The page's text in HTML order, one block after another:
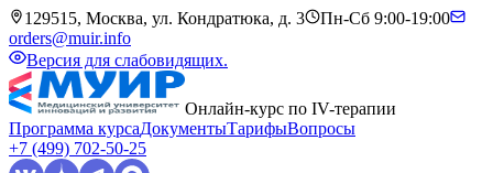
129515, Москва, ул. Кондратюка, д. 3
Пн-Сб 9:00-19:00
orders@muir.info
Версия для слабовидящих.
Онлайн-курс по IV-терапии
Программа курсаДокументыТарифыВопросы
+7 (499) 702-50-25